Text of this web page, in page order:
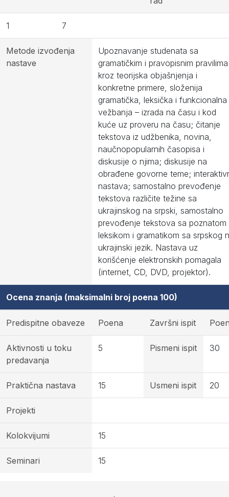
1 7
Metode izvođenja
nastave
Upoznavanje studenata sa
gramatičkim i pravopisnim pravilima
kroz teorijska objašnjenja i
konkretne primere, složenija
gramatička, leksička i funkcionalna
vežbanja – izrada na času i kod
kuće uz proveru na času; čitanje
tekstova iz udžbenika, novina,
naučnopopularnih časopisa i
diskusije o njima; diskusije na
obrađene govorne teme;
nastava; samostalno prevođenje
tekstova različite težine sa
ukrajinskog na srpski, samostalno
prevođenje tekstova sa poznatom
leksikom i gramatikom sa srpskog
ukrajinski jezik. Nastava uz
korišćenje elektronskih pomagala
(internet, CD, DVD, projektor).
Ocena znanja (maksimalni broj poena 100)
Predispitne obaveze Poena Završni ispit
Aktivnosti u toku
predavanja
5 Pismeni ispit 30
Praktična nastava 15 Usmeni ispit 20
Projekti
Kolokvijumi 15
Seminari 15